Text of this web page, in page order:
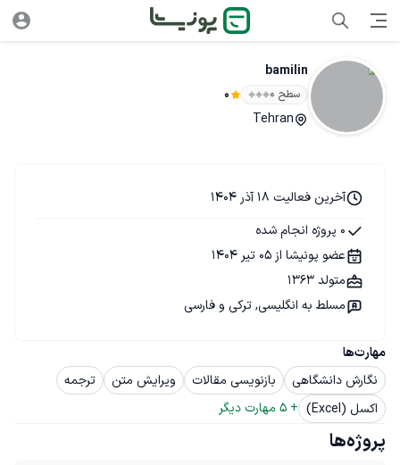
bamilin
سطح ۰ 0
Tehran
مهارت‌ها
نگارش دانشگاهی
بازنویسی مقالات ویرایش متن
ترجمه
اکسل (Excel)
+
5 مهارت دیگر
آخرین فعالیت 18 آذر 1404
0 پروژه انجام شده
عضو پونیشا از 05 تیر 1404
متولد 1363
مسلط به انگلیسی, ترکی و فارسی
پروژه‌ها